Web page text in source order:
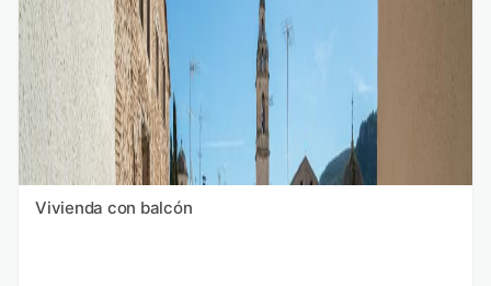
Vivienda con balcón